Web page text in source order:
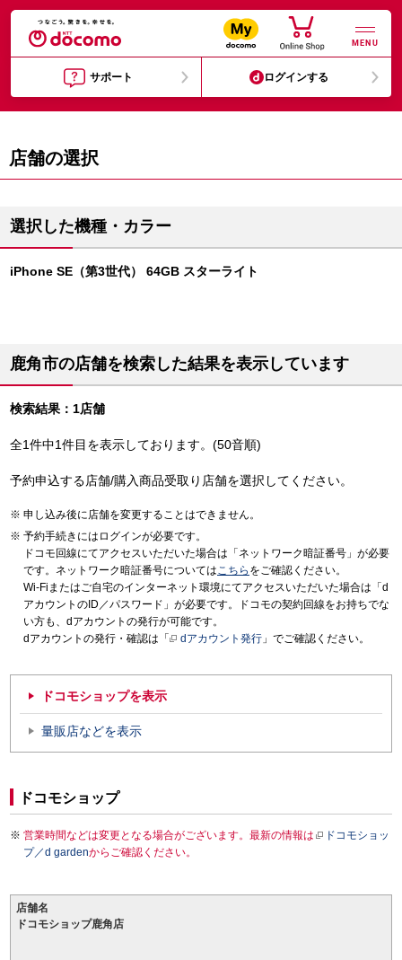
MENU
サポート ログインする
店舗の選択
選択した機種・カラー
iPhone SE（第3世代） 64GB スターライト
鹿角市の店舗を検索した結果を表示しています
検索結果：1店舗
全1件中1件目を表示しております。(50音順)
予約申込する店舗/購入商品受取り店舗を選択してください。
申し込み後に店舗を変更することはできません。
予約手続きにはログインが必要です。
ドコモ回線にてアクセスいただいた場合は「ネットワーク暗証番号」が必要
です。ネットワーク暗証番号についてはこちら をご確認ください。
Wi-Fiまたはご自宅のインターネット環境にてアクセスいただいた場合は「d
アカウントのID／パスワード」が必要です。ドコモの契約回線をお持ちでな
い方も、dアカウントの発行が可能です。
dアカウントの発行・確認は「
dアカウント発行 」でご確認ください。
ドコモショップを表示
量販店などを表示
ドコモショップ
営業時間などは変更となる場合がございます。最新の情報は
ドコモショッ
プ／d gardenからご確認ください。
店舗名
ドコモショップ鹿角店